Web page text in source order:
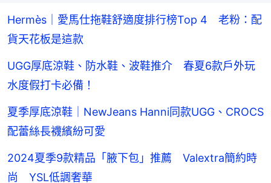
Hermès｜愛馬仕拖鞋舒適度排行榜Top 4 老粉：配
貨天花板是這款
UGG厚底涼鞋、防水鞋、波鞋推介 春夏6款戶外玩
水度假打卡必備！
夏季厚底涼鞋｜NewJeans Hanni同款UGG、CROCS
配蕾絲長襪繽紛可愛
2024夏季9款精品「腋下包」推薦 Valextra簡約時
尚 YSL低調奢華